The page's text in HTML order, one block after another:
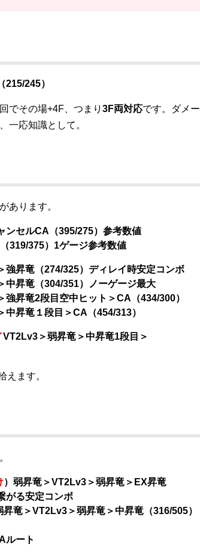
215/245）
でその場+4F、つまり 3F両対応です。ダメー
一応知識として。
あります。
ンセルCA（395/275）参考数値
319/375）1ゲージ参考数値
強昇竜（274/325）ディレイ時安定コンボ
中昇竜（304/351）ノーゲージ最大
強昇竜2段目空中ヒット＞CA（434/300）
中昇竜１段目＞CA（454/313）
VT2Lv3＞弱昇竜＞中昇竜1段目＞
えます。
）弱昇竜＞VT2Lv3＞弱昇竜＞EX昇竜
がる安定コンボ
昇竜＞VT2Lv3＞弱昇竜＞中昇竜（316/505）
ルート